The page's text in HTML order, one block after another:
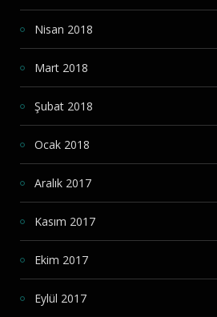
Nisan 2018
Mart 2018
Şubat 2018
Ocak 2018
Aralık 2017
Kasım 2017
Ekim 2017
Eylül 2017